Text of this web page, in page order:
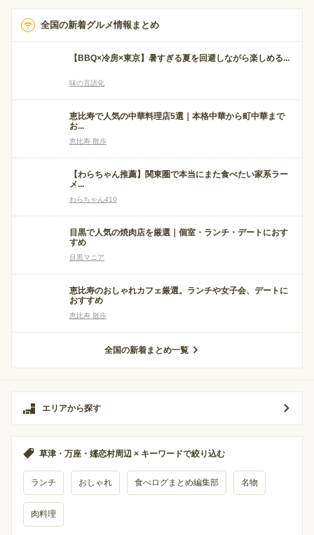
全国の新着グルメ情報まとめ
【BBQ×冷房×東京】暑すぎる夏を回避しながら楽しめる...
味の言語化
恵比寿で人気の中華料理店5選｜本格中華から町中華まで
お...
恵比寿 散歩
【わらちゃん推薦】関東圏で本当にまた食べたい家系ラー
メ...
わらちゃん410
目黒で人気の焼肉店を厳選｜個室・ランチ・デートにおす
すめ
目黒マニア
恵比寿のおしゃれカフェ厳選。ランチや女子会、デートに
おすすめ
恵比寿 散歩
全国の新着まとめ一覧
エリアから探す
草津・万座・嬬恋村周辺 × キーワードで絞り込む
ランチ おしゃれ 食べログまとめ編集部 名物
肉料理